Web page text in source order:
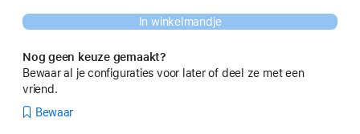
In winkelmandje
Nog geen keuze gemaakt?
Bewaar al je configuraties voor later of deel ze met een
vriend.
Bewaar